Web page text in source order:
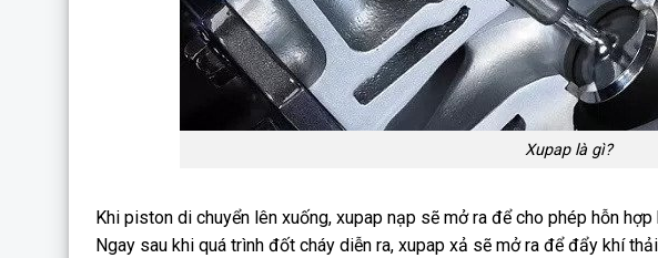
Xupap là gì?
Khi piston di chuyển lên xuống, xupap nạp sẽ mở ra để cho phép hỗn
Ngay sau khi quá trình đốt cháy diễn ra, xupap xả sẽ mở ra để đẩy khí